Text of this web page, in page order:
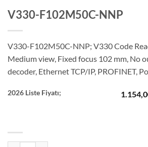
V330-F102M50C-NNP
V330-F102M50C-NNP; V330 Code
Medium view, Fixed focus 102 mm, No
decoder, Ethernet TCP/IP, PROFINET,
2026 Liste Fiyatı;